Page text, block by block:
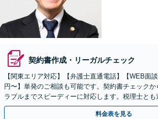
契約書作成・リーガルチェック
【関東エリア対応】【弁護士直通電話】【WEB面
円〜】単発のご相談も可能です。契約書チェックか
ラブルまでスピーディーに対応します。税理士とも
間・当日相談可】
料金表を見る